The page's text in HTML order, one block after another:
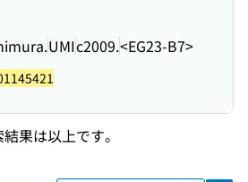
UMIc2009.<EG23-B7>
果は以上です。